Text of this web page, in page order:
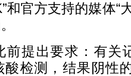
和官方支持的媒体“
前提出要求：有关
酸检测，结果阴性